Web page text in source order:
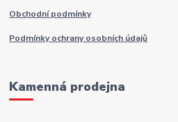
Obchodní podmínky
Podmínky ochrany osobních údajů
Kamenná prodejna